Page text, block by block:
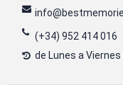
(+34) 952 414 016
de Lunes a